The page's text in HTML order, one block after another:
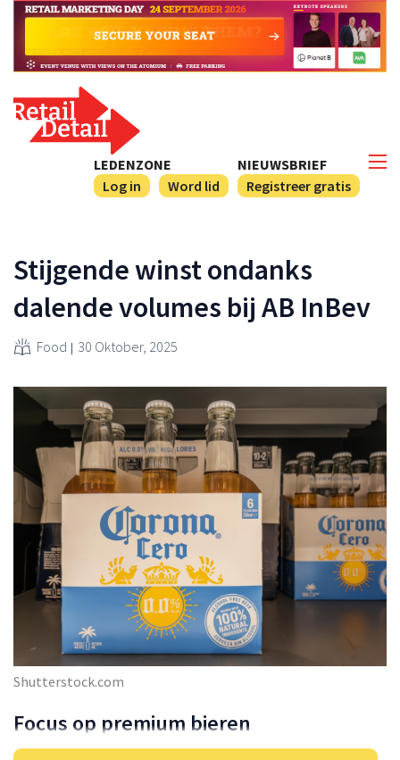
NIEUWSBRIEF
Registreer gratis
LEDENZONE
Log in
Word lid
Stijgende winst ondanks
dalende volumes bij AB InBev
Food 30 Oktober, 2025
Shutterstock.com
Focus op premium bieren